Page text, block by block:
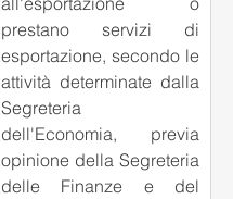
prestano servizi di
esportazione, secondo le
attività determinate dalla
Segreteria
dell'Economia, previa
opinione della Segreteria
delle Finanze e del